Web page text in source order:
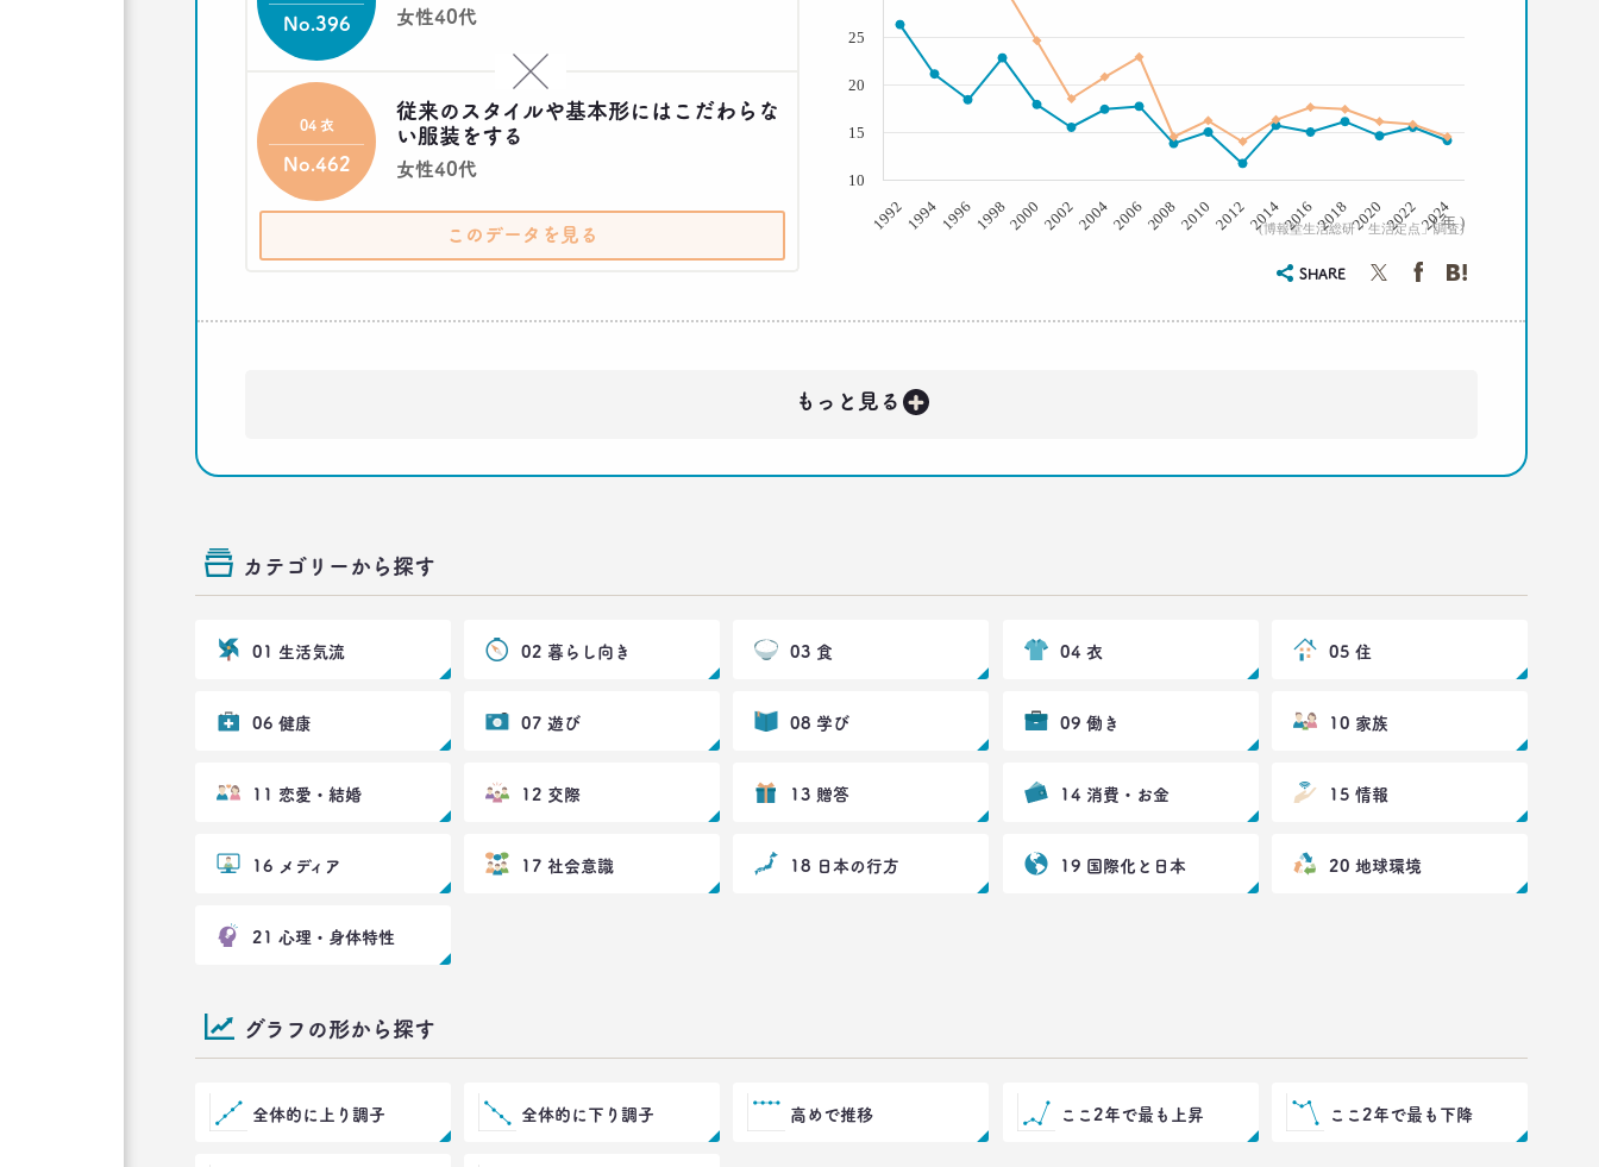
女性40代
No.396
従来のスタイルや基本形にはこだわらな
い服装をする
女性40代
04 衣
No.462
このデータを見る
( 年 )
(博報堂生活総研「生活定点」調査)
1992 1994 1996 19982000 20022004200620082010 2012201420162018202020222024
10
20
15
25
SHARE
もっと見る +
カテゴリーから探す
01 生活気流 02 暮らし向き 03 食 04 衣 05 住
06 健康 07 遊び 08 学び 09 働き 10 家族
11 恋愛・結婚 12 交際 13 贈答 14 消費・お金 15 情報
16 メディア 17 社会意識 18 日本の行方 19 国際化と日本 20 地球環境
21 心理・身体特性
グラフの形から探す
全体的に上り調子 全体的に下り調子 高めで推移 ここ2年で最も上昇 ここ2年で最も下降